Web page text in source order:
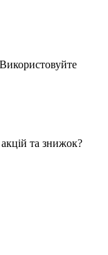
та знижок?